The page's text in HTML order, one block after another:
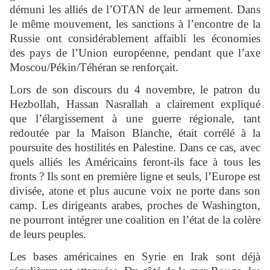
démuni les alliés de l’OTAN de leur armement. Dans
le même mouvement, les sanctions à l’encontre de la
Russie ont considérablement affaibli les économies
des pays de l’Union européenne, pendant que l’axe
Moscou/Pékin/Téhéran se renforçait.
Lors de son discours du 4 novembre, le patron du
Hezbollah, Hassan Nasrallah a clairement expliqué
que l’élargissement à une guerre régionale, tant
redoutée par la Maison Blanche, était corrélé à la
poursuite des hostilités en Palestine. Dans ce cas, avec
quels alliés les Américains feront-ils face à tous les
fronts ? Ils sont en première ligne et seuls, l’Europe est
divisée, atone et plus aucune voix ne porte dans son
camp. Les dirigeants arabes, proches de Washington,
ne pourront intégrer une coalition en l’état de la colère
de leurs peuples.
Les bases américaines en Syrie en Irak sont déjà